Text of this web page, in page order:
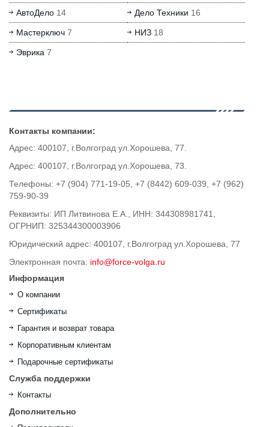
АвтоДело 14 Дело Техники 16
Мастерключ 7 НИЗ18
Эврика 7
Контакты компании:
Адрес: 400107, г.Волгоград ул.Хорошева, 77.
Адрес: 400107, г.Волгоград ул.Хорошева, 73.
Телефоны: +7 (904) 771-19-05, +7 (8442) 609-039, +7 (962)
759-90-39
Реквизиты: ИП Литвинова Е.А., ИНН: 344308981741,
ОГРНИП: 325344300003906
Юридический адрес: 400107, г.Волгоград ул.Хорошева, 77
Электронная почта: info@force-volga.ru
Информация
О компании
Сертификаты
Гарантия и возврат товара
Корпоративным клиентам
Подарочные сертификаты
Служба поддержки
Контакты
Дополнительно